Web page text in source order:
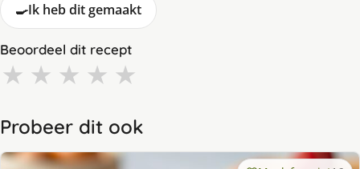
🍳Ik heb dit gemaakt
Beoordeel dit recept
★ ★ ★ ★ ★
Probeer dit ook